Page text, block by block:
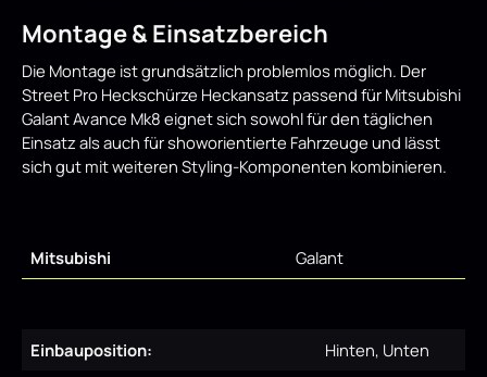
Montage & Einsatzbereich
Die Montage ist grundsätzlich problemlos möglich. Der
Street Pro Heckschürze Heckansatz passend für Mitsubishi
Galant Avance Mk8 eignet sich sowohl für den täglichen
Einsatz als auch für showorientierte Fahrzeuge und lässt
sich gut mit weiteren Styling-Komponenten kombinieren.
Mitsubishi Galant
Einbauposition:
Hinten, Unten